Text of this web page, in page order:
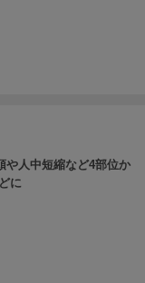
や人中短縮など4部位か
に